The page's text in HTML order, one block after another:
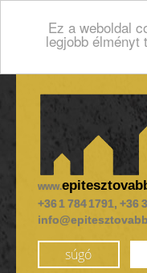
Ez a weboldal
legjobb
www.
+36 1 784 1791, +36
súgó